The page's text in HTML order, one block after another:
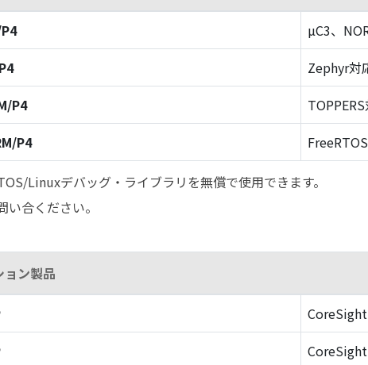
µC3、
Zephyr対
P4
P4
Linuxデバッグ・ライブラリを無償で使用できます。
合ください。
ョン製品